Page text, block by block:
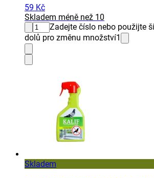
59 Kč
Skladem méně než 10
Zadejte číslo nebo použijte
dolů pro změnu množství1
Skladem